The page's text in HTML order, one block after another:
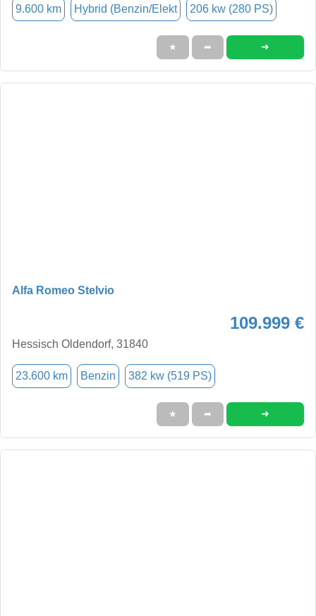
9.600 km Hybrid (Benzin/Elekt 206 kw (280 PS)
★ ➦ ➜
Alfa Romeo Stelvio
109.999 €
Hessisch Oldendorf, 31840
23.600 km Benzin 382 kw (519 PS)
★ ➦ ➜